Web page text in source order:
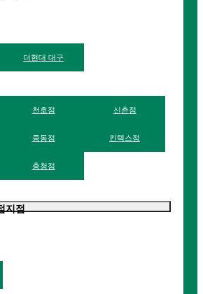
더현대 대구
천호점 신촌점
중동점 킨텍스점
충청점
지점